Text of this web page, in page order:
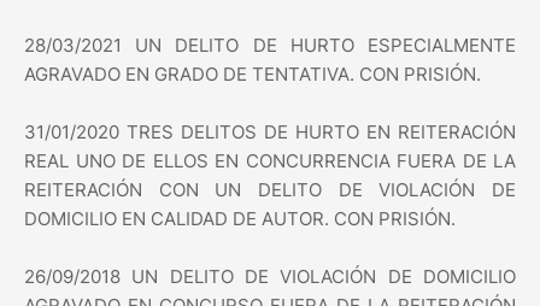
28/03/2021 UN DELITO DE HURTO ESPECIALMENTE
AGRAVADO EN GRADO DE TENTATIVA. CON PRISIÓN.
31/01/2020 TRES DELITOS DE HURTO EN REITERACIÓN
REAL UNO DE ELLOS EN CONCURRENCIA FUERA DE LA
REITERACIÓN CON UN DELITO DE VIOLACIÓN DE
DOMICILIO EN CALIDAD DE AUTOR. CON PRISIÓN.
26/09/2018 UN DELITO DE VIOLACIÓN DE DOMICILIO